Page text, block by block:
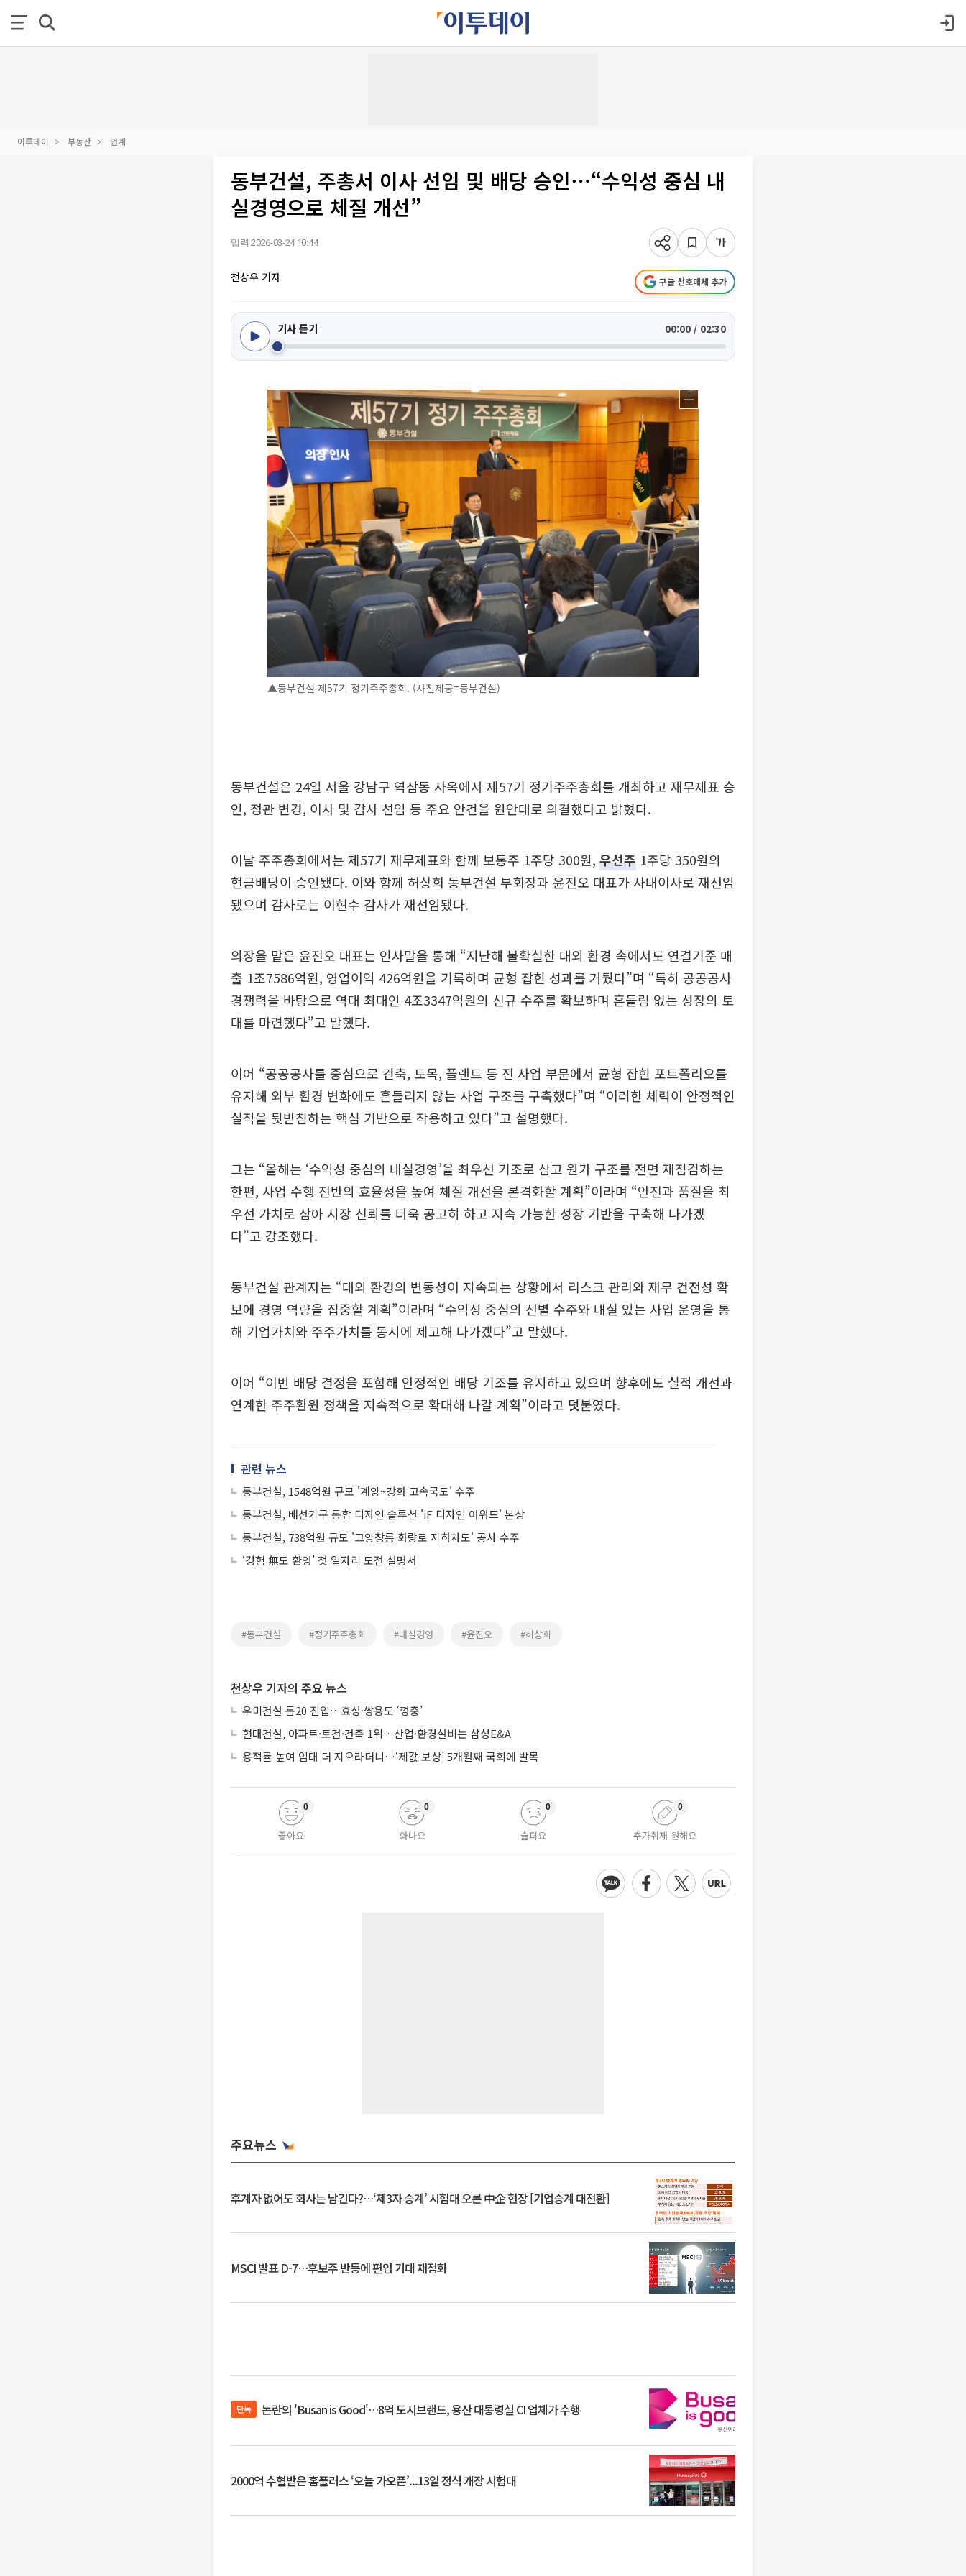
이투데이 부동산 업계
동부건설, 주총서 이사 선임 및 배당 승인⋯“수익성 중심 내
실경영으로 체질 개선”
입력 2026-03-24 10:44
천상우 기자 구글 선호매체 추가
기사 듣기 00:00 / 02:30
▲동부건설 제57기 정기주주총회. (사진제공=동부건설)
동부건설은 24일 서울 강남구 역삼동 사옥에서 제57기 정기주주총회를 개최하고 재무제표 승
인, 정관 변경, 이사 및 감사 선임 등 주요 안건을 원안대로 의결했다고 밝혔다.
이날 주주총회에서는 제57기 재무제표와 함께 보통주 1주당 300원, 우선주 1주당 350원의
현금배당이 승인됐다. 이와 함께 허상희 동부건설 부회장과 윤진오 대표가 사내이사로 재선임
됐으며 감사로는 이현수 감사가 재선임됐다.
의장을 맡은 윤진오 대표는 인사말을 통해 “지난해 불확실한 대외 환경 속에서도 연결기준 매
출 1조7586억원, 영업이익 426억원을 기록하며 균형 잡힌 성과를 거뒀다”며 “특히 공공공사
경쟁력을 바탕으로 역대 최대인 4조3347억원의 신규 수주를 확보하며 흔들림 없는 성장의 토
대를 마련했다”고 말했다.
이어 “공공공사를 중심으로 건축, 토목, 플랜트 등 전 사업 부문에서 균형 잡힌 포트폴리오를
유지해 외부 환경 변화에도 흔들리지 않는 사업 구조를 구축했다”며 “이러한 체력이 안정적인
실적을 뒷받침하는 핵심 기반으로 작용하고 있다”고 설명했다.
그는 “올해는 ‘수익성 중심의 내실경영’을 최우선 기조로 삼고 원가 구조를 전면 재점검하는
한편, 사업 수행 전반의 효율성을 높여 체질 개선을 본격화할 계획”이라며 “안전과 품질을 최
우선 가치로 삼아 시장 신뢰를 더욱 공고히 하고 지속 가능한 성장 기반을 구축해 나가겠
다”고 강조했다.
동부건설 관계자는 “대외 환경의 변동성이 지속되는 상황에서 리스크 관리와 재무 건전성 확
보에 경영 역량을 집중할 계획”이라며 “수익성 중심의 선별 수주와 내실 있는 사업 운영을 통
해 기업가치와 주주가치를 동시에 제고해 나가겠다”고 말했다.
이어 “이번 배당 결정을 포함해 안정적인 배당 기조를 유지하고 있으며 향후에도 실적 개선과
연계한 주주환원 정책을 지속적으로 확대해 나갈 계획”이라고 덧붙였다.
관련 뉴스
동부건설, 1548억원 규모 '계양~강화 고속국도' 수주
동부건설, 배선기구 통합 디자인 솔루션 'iF 디자인 어워드' 본상
동부건설, 738억원 규모 '고양창릉 화랑로 지하차도' 공사 수주
‘경험 無도 환영’ 첫 일자리 도전 설명서
#동부건설 #정기주주총회 #내실경영 #윤진오 #허상희
천상우 기자의 주요 뉴스
우미건설 톱20 진입…효성·쌍용도 ‘껑충’
현대건설, 아파트·토건·건축 1위…산업·환경설비는 삼성E&A
용적률 높여 임대 더 지으라더니…‘제값 보상’ 5개월째 국회에 발목
좋아요
0
화나요
0
슬퍼요
0
추가취재 원해요
0
주요뉴스
후계자 없어도 회사는 남긴다?…‘제3자 승계’ 시험대 오른 中企 현장 [기업승계 대전환]
MSCI 발표 D-7…후보주 반등에 편입 기대 재점화
단독 논란의 'Busan is Good'…8억 도시브랜드, 용산 대통령실 CI 업체가 수행
2000억 수혈받은 홈플러스 ‘오늘 가오픈’...13일 정식 개장 시험대